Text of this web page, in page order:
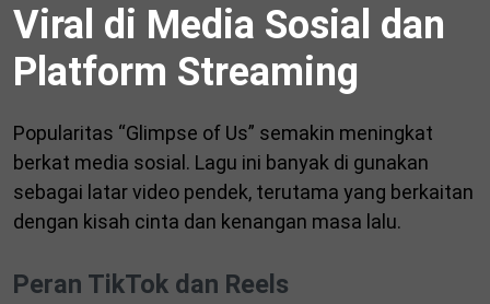
Viral di Media Sosial dan
Platform Streaming
Popularitas “Glimpse of Us” semakin meningkat
berkat media sosial. Lagu ini banyak di gunakan
sebagai latar video pendek, terutama yang berkaitan
dengan kisah cinta dan kenangan masa lalu.
Peran TikTok dan Reels